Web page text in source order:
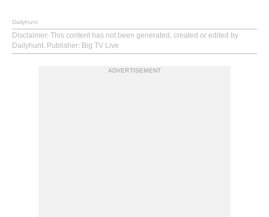
Dailyhunt
Disclaimer: This content has not been generated, created or edited by
Dailyhunt. Publisher: Big TV Live
ADVERTISEMENT